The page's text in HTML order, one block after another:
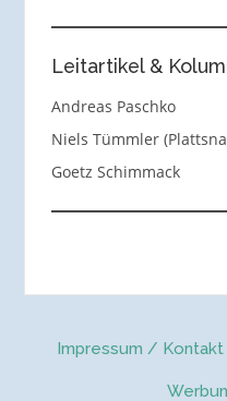
Leitartikel &
Andreas Paschko
Niels Tümmler
Goetz Schimmack
Impressum / Kontakt